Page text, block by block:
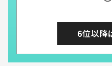
6位以降